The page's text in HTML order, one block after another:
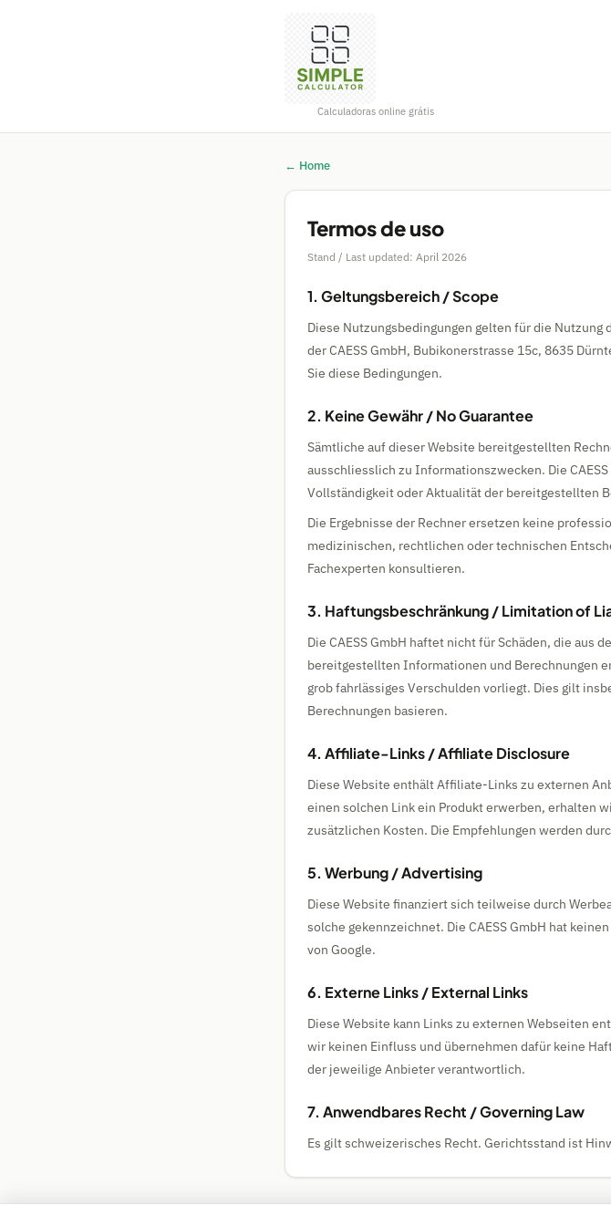
Calculadoras online grátis
← Home
Termos de uso
Stand / Last updated: April 2026
1. Geltungsbereich / Scope
Diese Nutzungsbedingungen gelten für die
der CAESS GmbH, Bubikonerstrasse 15c, 8635
Sie diese Bedingungen.
2. Keine Gewähr / No Guarantee
Sämtliche auf dieser Website bereitgestellten
ausschliesslich zu Informationszwecken. Die
Vollständigkeit oder Aktualität der bereitgestellten
Die Ergebnisse der Rechner ersetzen keine
medizinischen, rechtlichen oder technischen
Fachexperten konsultieren.
3. Haftungsbeschränkung / Limitation of
Die CAESS GmbH haftet nicht für Schäden, die aus
bereitgestellten Informationen und Berechnungen
grob fahrlässiges Verschulden vorliegt. Dies gilt
Berechnungen basieren.
4. Affiliate-Links / Affiliate Disclosure
Diese Website enthält Affiliate-Links zu externen
einen solchen Link ein Produkt erwerben, erhalten
zusätzlichen Kosten. Die Empfehlungen werden
5. Werbung / Advertising
Diese Website finanziert sich teilweise durch
solche gekennzeichnet. Die CAESS GmbH hat
von Google.
6. Externe Links / External Links
Diese Website kann Links zu externen Webseiten
wir keinen Einfluss und übernehmen dafür keine
der jeweilige Anbieter verantwortlich.
7. Anwendbares Recht / Governing Law
Es gilt schweizerisches Recht. Gerichtsstand ist